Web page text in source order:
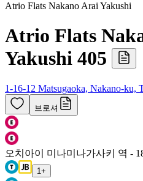
Atrio Flats Nakano Arai Yakushi
Atrio Flats
Yakushi 405
1-16-12 Matsugaoka, Nakano-ku,
브로셔
오치아이 미나미나가사키 역 -
1 +